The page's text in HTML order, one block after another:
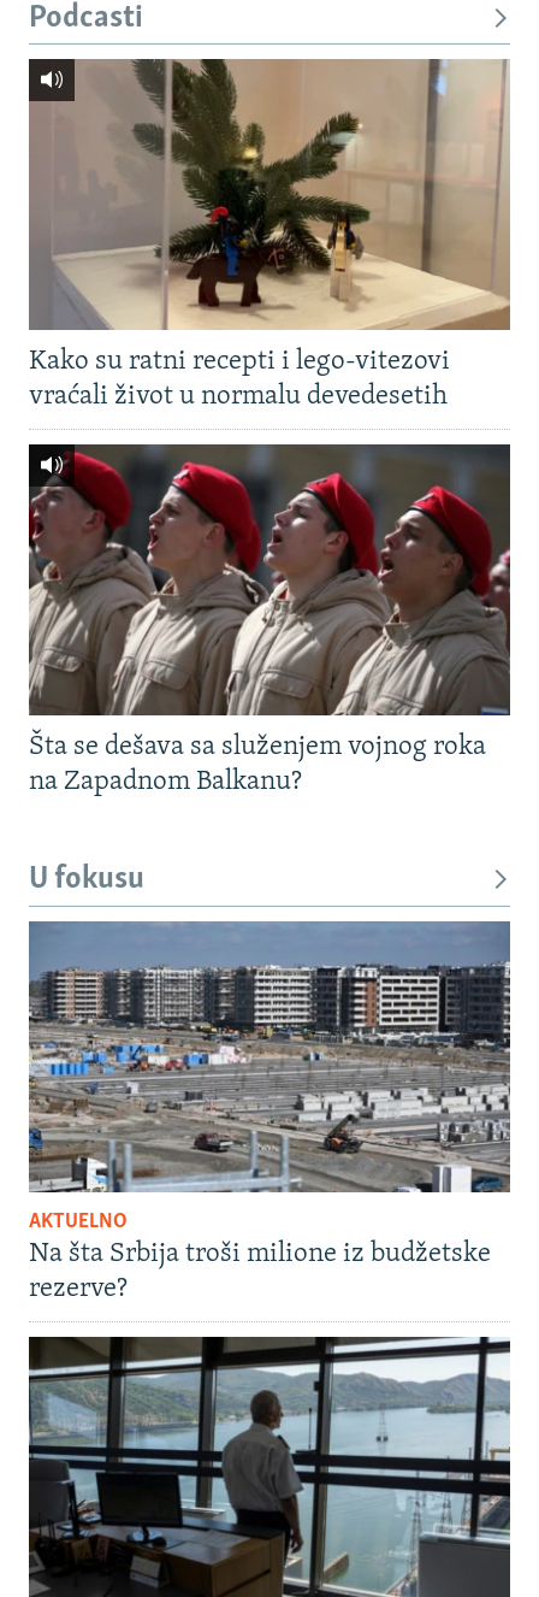
Podcasti
Kako su ratni recepti i lego-vitezovi
vraćali život u normalu devedesetih
Šta se dešava sa služenjem vojnog roka
na Zapadnom Balkanu?
U fokusu
AKTUELNO
Na šta Srbija troši milione iz budžetske
rezerve?